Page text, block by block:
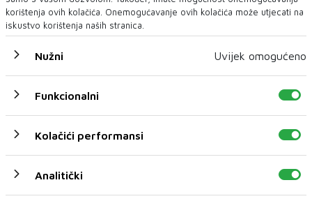
Amerikanci oborili iranski dron koji je išao prema
njihovom nosaču. Rastu tenzije
AMERIČKO Središnje zapovjedništvo (CENTCOM) objavilo je da je
borbeni zrakoplov ame...
korištenja ovih kolačića. Onemogućavanje ovih kolačića može utjecati na
iskustvo korištenja naših stranica.
Nužni Uvijek omogućeno
Funkcionalni
Kolačići performansi
Analitički